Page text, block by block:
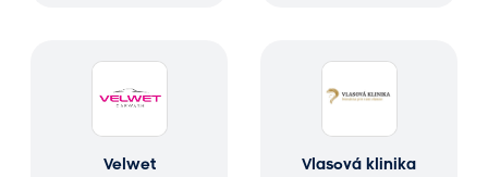
Velwet Vlasová klinika